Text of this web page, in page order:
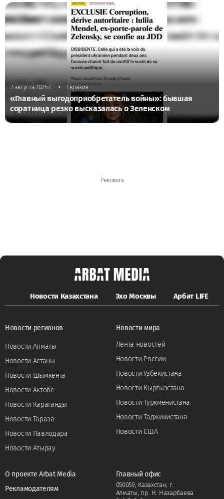
2 августа 2026 г. • Евразия
«Главный выгодоприобретатель войны»: бывшая
соратница резко высказалась о Зеленском
Новости Казахстана Эхо Москвы Арбат LIFE
Новости регионов
Новости Алматы
Новости Астаны
Новости Шымкента
Новости Актобе
Новости Караганды
Новости Тараза
Новости Павлодара
Новости Атырау
Новости мира
Лента новостей
Новости России
Новости Узбекистана
Новости Кыргызстана
Новости Туркменистана
Новости Таджикистана
Новости США
О проекте Arbat Media
Рекламодателям
Главный офис
050059, Казахстан, г.
Алматы, пр. Н. Назарбаева